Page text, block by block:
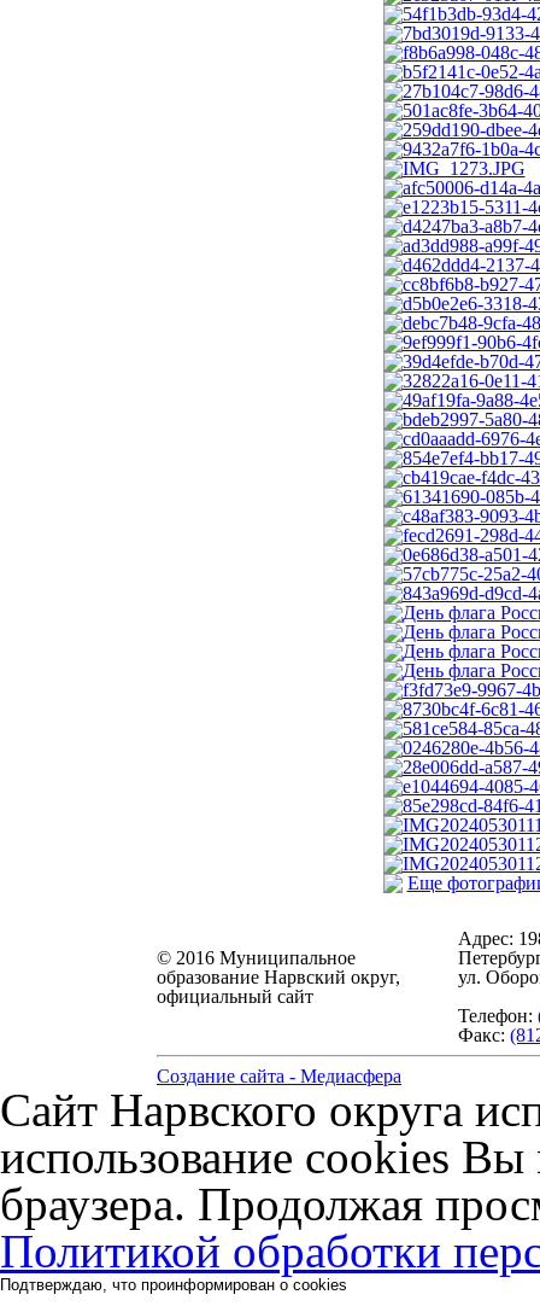
Еще
© 2016 Муниципальное
образование Нарвский округ,
официальный сайт
Адрес:
ул.
Телефон:
Факс:
Создание сайта - Медиасфера
Сайт Нарвского округа
использование cookies Вы
браузера. Продолжая
Политикой обработки
Подтверждаю, что проинформирован о cookies